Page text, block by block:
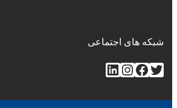
شبکه های اجتماعی
توییتر فیس‌بوکاینستاگرم لینکداین